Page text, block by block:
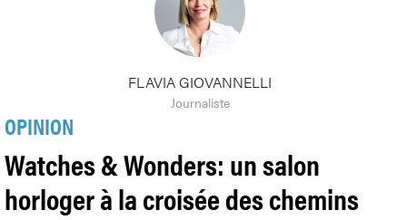
FLAVIA GIOVANNELLI
Journaliste
OPINION
Watches & Wonders: un salon
horloger à la croisée des chemins